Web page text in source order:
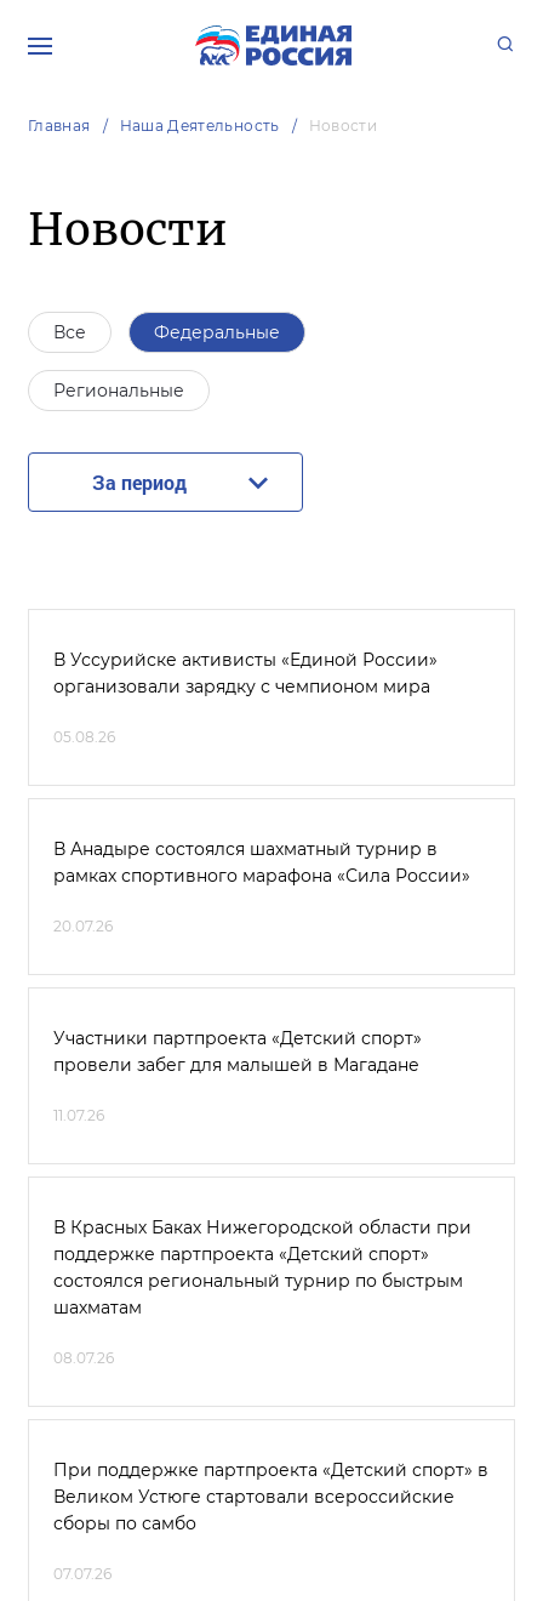
Главная Наша Деятельность Новости
Новости
Все Федеральные
Региональные
За период
В Уссурийске активисты «Единой России»
организовали зарядку с чемпионом мира
05.08.26
В Анадыре состоялся шахматный турнир в
рамках спортивного марафона «Сила России»
20.07.26
Участники партпроекта «Детский спорт»
провели забег для малышей в Магадане
11.07.26
В Красных Баках Нижегородской области при
поддержке партпроекта «Детский спорт»
состоялся региональный турнир по быстрым
шахматам
08.07.26
При поддержке партпроекта «Детский спорт» в
Великом Устюге стартовали всероссийские
сборы по самбо
07.07.26